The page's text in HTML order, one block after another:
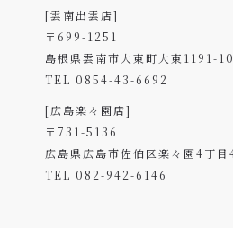
[雲南出雲店]
〒699-1251
島根県雲南市大東町大東1191-10
TEL 0854-43-6692
[広島楽々園店]
〒731-5136
広島県広島市佐伯区楽々園4丁
TEL 082-942-6146